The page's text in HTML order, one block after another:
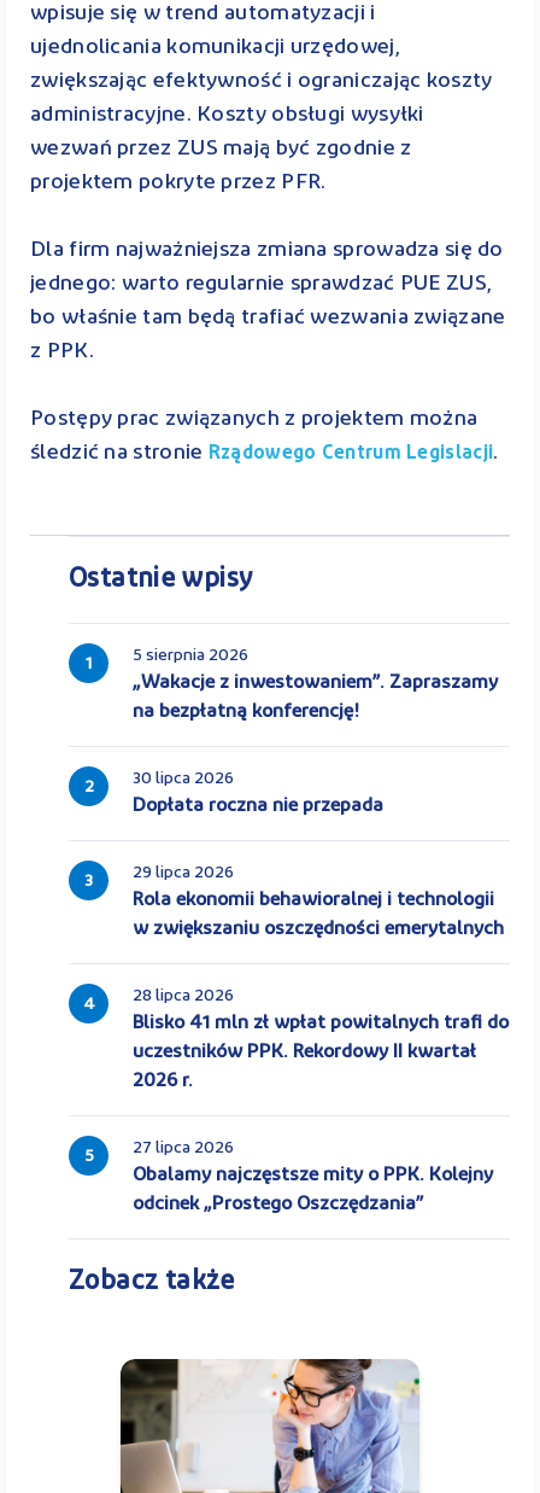
wpisuje się w trend automatyzacji i
ujednolicania komunikacji urzędowej,
zwiększając efektywność i ograniczając koszty
administracyjne. Koszty obsługi wysyłki
wezwań przez ZUS mają być zgodnie z
projektem pokryte przez PFR.
Dla firm najważniejsza zmiana sprowadza się do
jednego: warto regularnie sprawdzać PUE ZUS,
bo właśnie tam będą trafiać wezwania związane
z PPK.
Postępy prac związanych z projektem można
śledzić na stronie Rządowego Centrum Legislacji.
Ostatnie wpisy
1 5 sierpnia 2026
„Wakacje z inwestowaniem”. Zapraszamy
na bezpłatną konferencję!
2 30 lipca 2026
Dopłata roczna nie przepada
3 29 lipca 2026
Rola ekonomii behawioralnej i technologii
w zwiększaniu oszczędności emerytalnych
4 28 lipca 2026
Blisko 41 mln zł wpłat powitalnych trafi do
uczestników PPK. Rekordowy II kwartał
2026 r.
5 27 lipca 2026
Obalamy najczęstsze mity o PPK. Kolejny
odcinek „Prostego Oszczędzania”
Zobacz także